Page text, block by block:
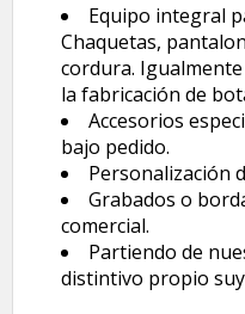
Equipo integral
Chaquetas,
cordura.
la fabricación de
Accesorios
bajo pedido.
Personalización
Grabados o
comercial.
Partiendo de
distintivo propio